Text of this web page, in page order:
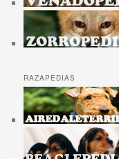
RAZAPEDIAS